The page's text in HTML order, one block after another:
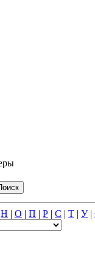
Н | О | П | Р | С | Т | У|